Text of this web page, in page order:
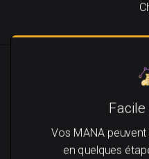
Vos MANA
en quelques